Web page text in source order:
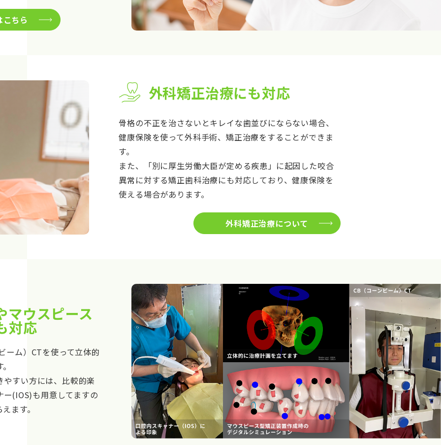
ちら
外科矯正治療にも対応
骨格の不正を治さないとキレイな歯並びにならない場合、
健康保険を使って外科手術、矯正治療をすることができま
す。
また、「別に厚生労働大臣が定める疾患」に起因した咬合
異常に対する矯正歯科治療にも対応しており、健康保険を
使える場合があります。
外科矯正治療について
マウスピース
対応
ーム）CTを使って立体的
すい方には、比較的楽
(IOS)も用意してますの
ます。